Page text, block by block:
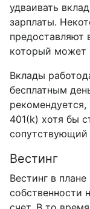
удваивать
зарплаты.
предоставляют
который может
Вклады
бесплатным
401(k) хотя бы
сопутствующий
Вестинг
Вестинг в
собственности